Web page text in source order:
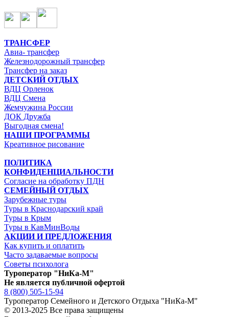
ТРАНСФЕР
Авиа- трансфер
Железнодорожный трансфер
Трансфер на заказ
ДЕТСКИЙ ОТДЫХ
ВДЦ Орленок
ВДЦ Смена
Жемчужина России
ДОК Дружба
Выгодная смена!
НАШИ ПРОГРАММЫ
Креативное рисование
ПОЛИТИКА
КОНФИДЕНЦИАЛЬНОСТИ
Согласие на обработку ПДН
СЕМЕЙНЫЙ ОТДЫХ
Зарубежные туры
Туры в Краснодарский край
Туры в Крым
Туры в КавМинВоды
АКЦИИ И ПРЕДЛОЖЕНИЯ
Как купить и оплатить
Часто задаваемые вопросы
Советы психолога
Туроператор "НиКа-М"
Не является публичной офертой
8 (800) 505-15-94
Туроператор Семейного и Детского Отдыха "НиКа-М"
© 2013-2025 Все права защищены